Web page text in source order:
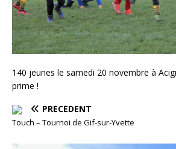
140 jeunes le samedi 20 novembre à
prime !
PRÉCÉDENT
Touch – Tournoi de Gif-sur-Yvette